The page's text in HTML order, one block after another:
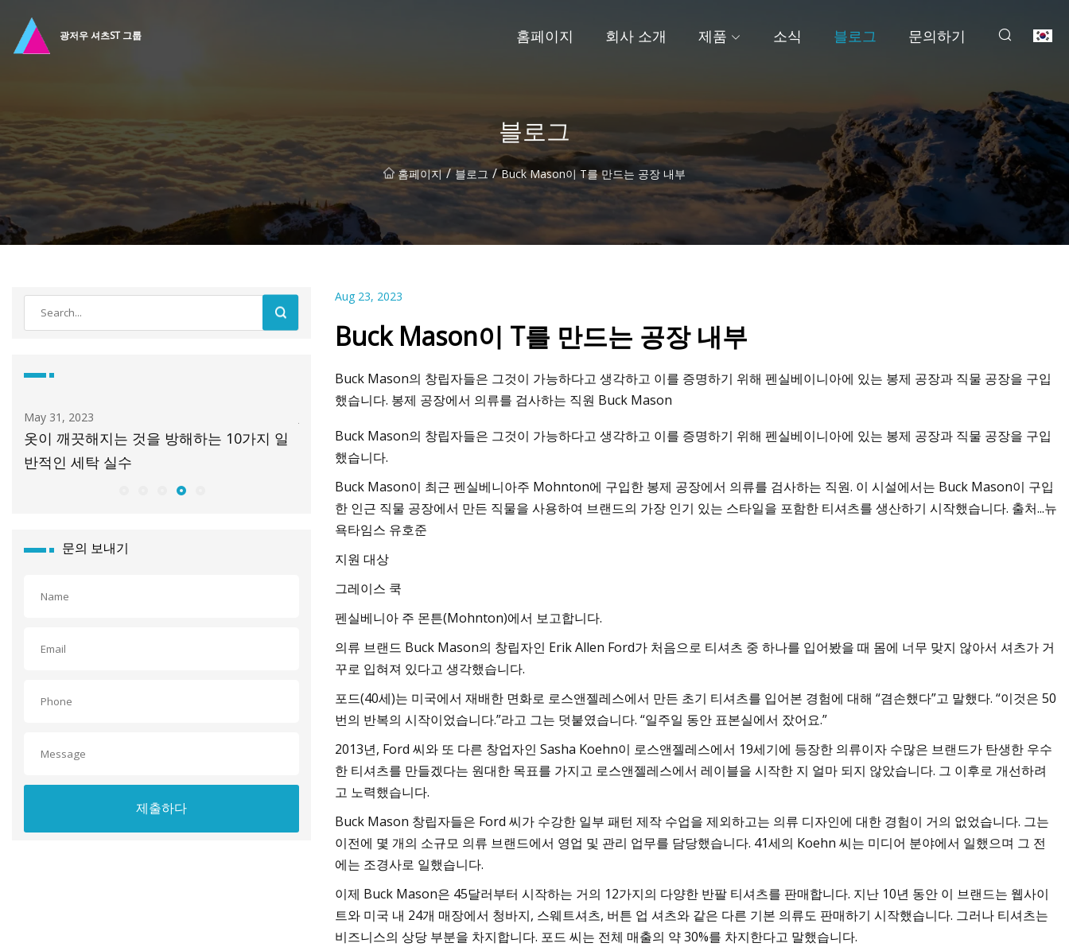
광저우 셔츠ST 그룹 홈페이지 회사 소개 제품 소식 블로그 문의하기
블로그
홈페이지 / 블로그 / Buck Mason이 T를 만드는 공장 내부
2023
끗해지는 것을 방해하는 10가지 일
세탁 실수
가을을 가장 스타일리시하게 만드는 아늑하
면서도 세련된 아이템 10가지
지금 판매 중인 최고의 여성용 하이킹 셔츠
문의 보내기
제출하다
Aug 23, 2023
Buck Mason이 T를 만드는 공장 내부
Buck Mason의 창립자들은 그것이 가능하다고 생각하고 이를 증명하기 위해 펜실베이니아에 있는 봉제 공장과 직물 공장을 구입
했습니다. 봉제 공장에서 의류를 검사하는 직원 Buck Mason
Buck Mason의 창립자들은 그것이 가능하다고 생각하고 이를 증명하기 위해 펜실베이니아에 있는 봉제 공장과 직물 공장을 구입
했습니다.
Buck Mason이 최근 펜실베니아주 Mohnton에 구입한 봉제 공장에서 의류를 검사하는 직원. 이 시설에서는 Buck Mason이 구입
한 인근 직물 공장에서 만든 직물을 사용하여 브랜드의 가장 인기 있는 스타일을 포함한 티셔츠를 생산하기 시작했습니다. 출처...뉴
욕타임스 유호준
지원 대상
그레이스 쿡
펜실베니아 주 몬튼(Mohnton)에서 보고합니다.
의류 브랜드 Buck Mason의 창립자인 Erik Allen Ford가 처음으로 티셔츠 중 하나를 입어봤을 때 몸에 너무 맞지 않아서 셔츠가 거
꾸로 입혀져 있다고 생각했습니다.
포드(40세)는 미국에서 재배한 면화로 로스앤젤레스에서 만든 초기 티셔츠를 입어본 경험에 대해 “겸손했다”고 말했다. “이것은 50
번의 반복의 시작이었습니다.”라고 그는 덧붙였습니다. “일주일 동안 표본실에서 잤어요.”
2013년, Ford 씨와 또 다른 창업자인 Sasha Koehn이 로스앤젤레스에서 19세기에 등장한 의류이자 수많은 브랜드가 탄생한 우수
한 티셔츠를 만들겠다는 원대한 목표를 가지고 로스앤젤레스에서 레이블을 시작한 지 얼마 되지 않았습니다. 그 이후로 개선하려
고 노력했습니다.
Buck Mason 창립자들은 Ford 씨가 수강한 일부 패턴 제작 수업을 제외하고는 의류 디자인에 대한 경험이 거의 없었습니다. 그는
이전에 몇 개의 소규모 의류 브랜드에서 영업 및 관리 업무를 담당했습니다. 41세의 Koehn 씨는 미디어 분야에서 일했으며 그 전
에는 조경사로 일했습니다.
이제 Buck Mason은 45달러부터 시작하는 거의 12가지의 다양한 반팔 티셔츠를 판매합니다. 지난 10년 동안 이 브랜드는 웹사이
트와 미국 내 24개 매장에서 청바지, 스웨트셔츠, 버튼 업 셔츠와 같은 다른 기본 의류도 판매하기 시작했습니다. 그러나 티셔츠는
비즈니스의 상당 부분을 차지합니다. 포드 씨는 전체 매출의 약 30%를 차지한다고 말했습니다.